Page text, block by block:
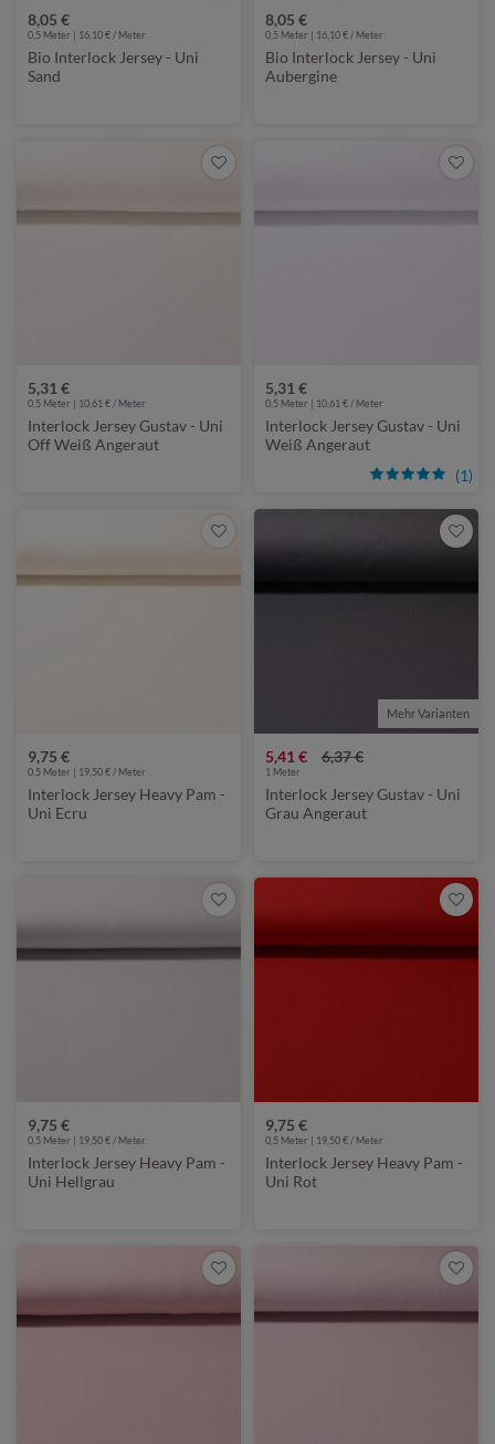
8,05 €
0,5 Meter | 16,10 € / Meter
Bio Interlock Jersey - Uni
Sand
8,05 €
0,5 Meter | 16,10 € / Meter
Bio Interlock Jersey - Uni
Aubergine
5,31 €
0,5 Meter | 10,61 € / Meter
Interlock Jersey Gustav - Uni
Off Weiß Angeraut
5,31 €
(1)
0,5 Meter | 10,61 € / Meter
Interlock Jersey Gustav - Uni
Weiß Angeraut
9,75 €
0,5 Meter | 19,50 € / Meter
Interlock Jersey Heavy Pam -
Uni Ecru
Mehr Varianten
5,41 € 6,37 €
1 Meter
Interlock Jersey Gustav - Uni
Grau Angeraut
9,75 €
0,5 Meter | 19,50 € / Meter
Interlock Jersey Heavy Pam -
Uni Hellgrau
9,75 €
0,5 Meter | 19,50 € / Meter
Interlock Jersey Heavy Pam -
Uni Rot